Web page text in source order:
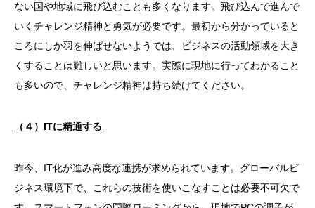
ない国や地域に飛び込むことも多くなります。飛び込んで進んで
いくチャレンジ精神と勇気が必要です。最初から分かっていると
ころにしか羽を伸ばせないようでは、ビジネスの活動領域を大き
くすることは難しいと思います。実際に現地に行ってわかること
も多いので、チャレンジ精神は持ち続けてください。
（４）ITに精通する
昨今、IT化が進み高度な連携が求められています。グローバルビ
ジネス環境下で、これらの技術を使いこなすことは必要不可欠で